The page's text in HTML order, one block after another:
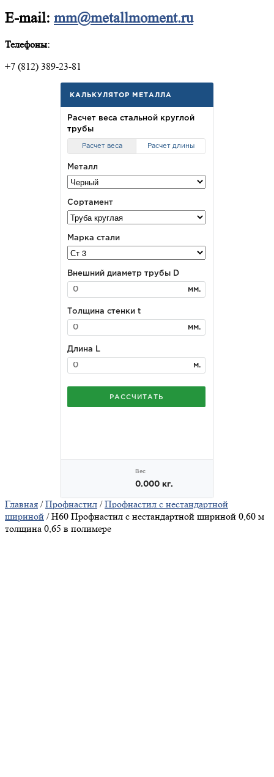
E-mail: mm@metallmoment.ru
Телефоны:
+7 (812) 389-23-81
Главная /Профнастил /Профнастил с нестандартной
шириной / Н60 Профнастил с нестандартной шириной 0,60 м
толщина 0,65 в полимере